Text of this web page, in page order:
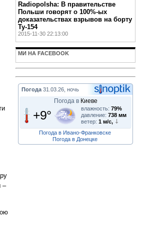
–
Radiopolsha: В правительстве
Польши говорят о 100%-ых
доказательствах взрывов на борту
Ту-154
2015-11-30 22:13:00
МИ НА FACEBOOK
Погода 31.03.26, ночь
Погода в Киеве
+9° влажность: 79%
давление: 738 мм
ветер: 1 м/с,
Погода в Ивано-Франковске
Погода в Донецке